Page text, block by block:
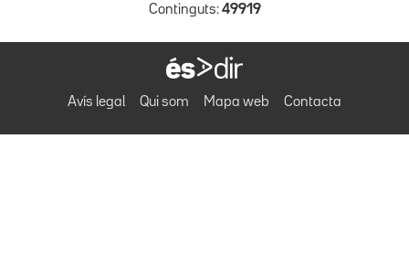
Continguts: 49919
Avís legal Qui som Mapa web Contacta